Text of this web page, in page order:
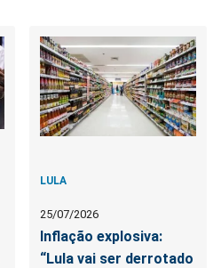
LULA
25/07/2026
Inflação explosiva:
“Lula vai ser derrotado